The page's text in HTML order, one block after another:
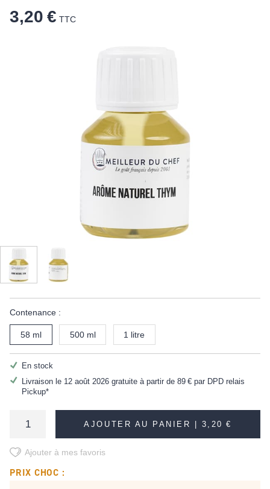
3,20 € TTC
Contenance :
58 ml 500 ml 1 litre
En stock
Livraison le 12 août 2026 gratuite à partir de 89 €par DPD relais
Pickup*
AJOUTER AU PANIER | 3,20 €
Ajouter à mes favoris
PRIX CHOC :